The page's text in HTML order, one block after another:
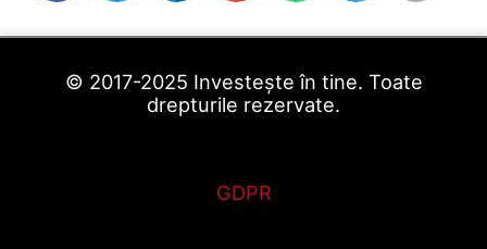
© 2017-2025 Investește în tine. Toate
drepturile rezervate.
GDPR